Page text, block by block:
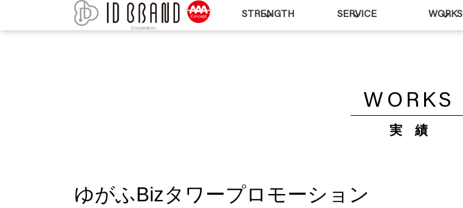
STRENGTH SERVICE WORKS
WORKS
実 績
ゆがふBizタワープロモーション